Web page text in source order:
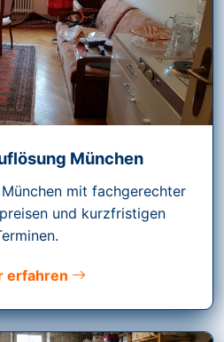
München
mit fachgerechter
und kurzfristigen
erfahren